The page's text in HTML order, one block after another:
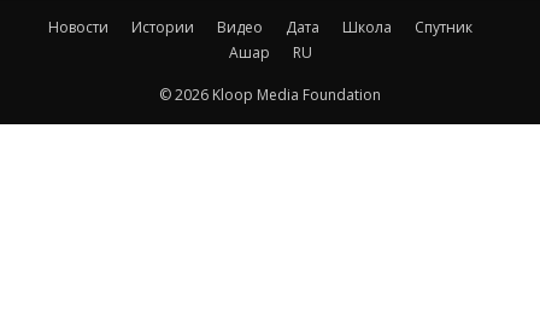
Новости Истории Видео Дата Школа
Спутник
Ашар
RU
© 2026 Kloop Media Foundation